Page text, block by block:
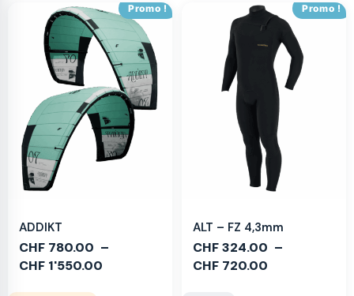
Promo !
ADDIKT
CHF 780.00 –
CHF 1'550.00
Promo !
ALT – FZ 4,3mm
CHF324.00 –
CHF 720.00